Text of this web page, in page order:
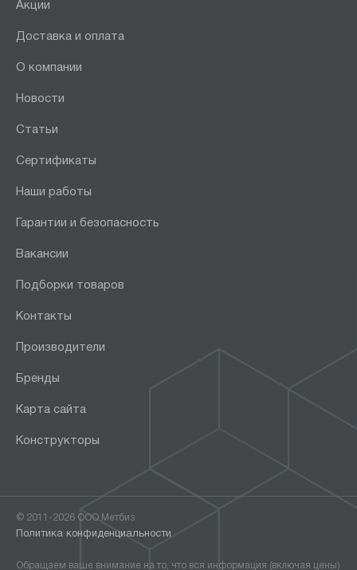
Акции
Доставка и оплата
О компании
Новости
Статьи
Сертификаты
Наши работы
Гарантии и безопасность
Вакансии
Подборки товаров
Контакты
Производители
Бренды
Карта сайта
Конструкторы
© 2011-2026 ООО Метбиз
Политика конфиденциальности
Обращаем ваше внимание на то, что вся информация (включая цены)